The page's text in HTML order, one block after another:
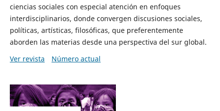
ciencias sociales con especial atención en enfoques
interdisciplinarios, donde convergen discusiones sociales,
políticas, artísticas, filosóficas, que preferentemente
aborden las materias desde una perspectiva del sur global.
Ver revista
Número actual